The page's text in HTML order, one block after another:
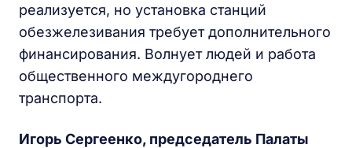
реализуется, но установка станций
обезжелезивания требует дополнительного
финансирования. Волнует людей и работа
общественного междугороднего
транспорта.
Игорь Сергеенко, председатель Палаты